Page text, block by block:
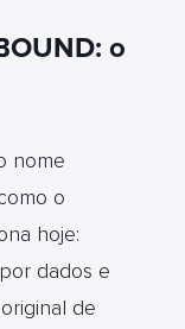
o
nome
o
hoje:
dados e
de